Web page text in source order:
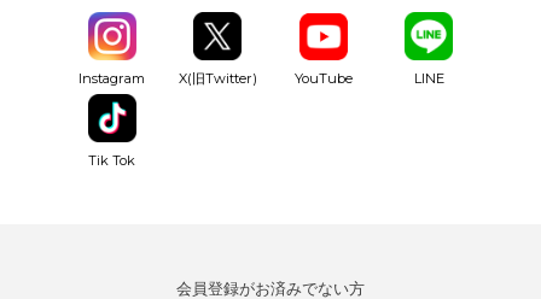
Instagram X(旧Twitter) YouTube LINE
Tik Tok
会員登録がお済みでない方